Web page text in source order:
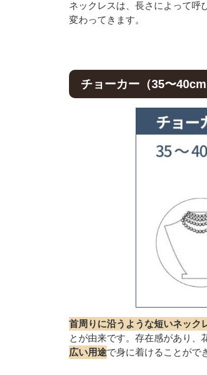
ネックレスは、長さによって呼
変わってきます。
チョーカー（35〜40cm
首周りに沿うような短いネック
とが由来です。存在感があり、
広い用途で身に着けることがで